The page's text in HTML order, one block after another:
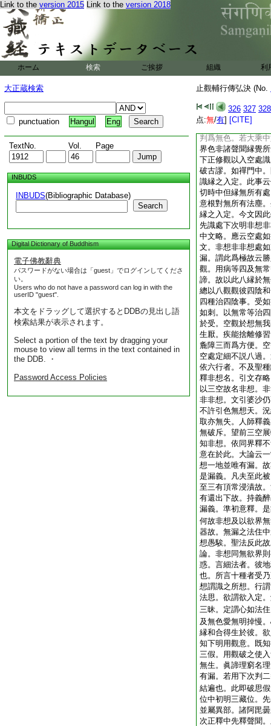
Link to the version 2015 Link to the version 2018
ホーム 検索 ご挨拶 組織 利
大正蔵検索
punctuation Hangul Eng
TextNo. Vol. Page
INBUDS
INBUDS(Bibliographic Database)
Search
Digital Dictionary of Buddhism
電子佛教辭典
パスワードがない場合は「guest」でログインしてくださ
い。
Users who do not have a password can log in with the
userID "guest".
本文をドラッグして選択するとDDBの見出し語
検索結果が表示されます。
Select a portion of the text by dragging your
mouse to view all terms in the text contained in
the DDB. ・
Password Access Policies
止觀輔行傳弘決 (No.
326 327 328
点:無/有] [CITE]
二種餘及無教壞名
在色界。欲入無色
及背捨勝處一切處
雖非今文空觀所過
三有對義。非今正
具如禪門。先想此
漸空。大論十九云
無色界中爲定有色
又曾聞有一比丘得
問。何求。答。覓
此得定尚不見身。
判爲無色。若大乘
界色非諸聲聞縁覺
下正修觀以入空處
破古謬。如禪門中
識縁之入定。此事
切時中但縁無所有
意根對無所有法塵
縁之入定。今文因
先識處下次明非想
中文略。應云空處
文。非想非非想處
漏。謂此爲極故云
觀。用病等四及無
諦。故以此八縁於
總以八觀觀彼四陰
四種治四陰事。受
如刺。以無常等治
於受。空觀於想無
生厭。疾能捨離修
麁障三而爲方便。
空處定細不説八過
依六行者。不及聖
釋非想名。引文存
以三空故名非想。
非非想。文引婆沙
不許引色無想天。
取亦無失。人師釋
無破斥。望前三空
知非想。依同界釋
意在於此。大論云
想一地並唯有漏。
是漏義。凡夫至此
至三有頂常浸漬故
有還出下故。持義
漏義。準初意釋。
何故非想及以欲界
器故。無漏之法住
想愚騃。聖法反此
論。非想同無欲界
惑。言細法者。彼
也。所言十種者受
想謂識之所想。行
法思。欲謂欲入定
三昧。定謂心如法
及無色愛無明掉慢
縁和合得生於彼。
知下明用觀意。既
三假。用觀破之使
無生。眞諦理窮名
有漏。若用下次判
結遍也。此即破思
位中初明三藏位。
並屬異部。諸阿毘
次正釋中先釋聲聞